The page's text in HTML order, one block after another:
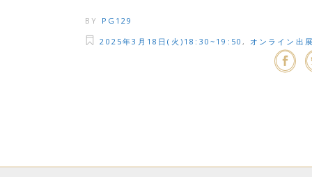
BY PG129
2025年3月18日(火)18:30~19:50 , オンライン出展